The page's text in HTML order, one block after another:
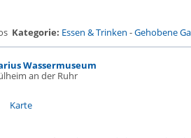
Kategorie: Essen & Trinken -Gehobene
Wassermuseum
an der Ruhr
Karte